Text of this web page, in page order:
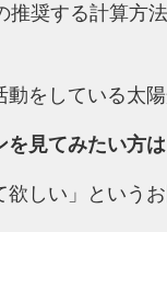
奨する計算方
をしている太
見てみたい方
しい」という